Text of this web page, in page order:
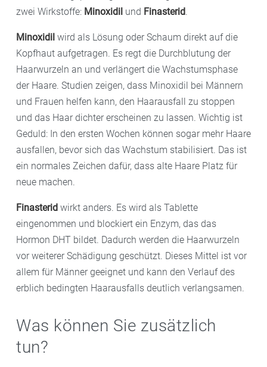
zwei Wirkstoffe: Minoxidil und Finasterid.
Minoxidil wird als Lösung oder Schaum direkt auf die
Kopfhaut aufgetragen. Es regt die Durchblutung der
Haarwurzeln an und verlängert die Wachstumsphase
der Haare. Studien zeigen, dass Minoxidil bei Männern
und Frauen helfen kann, den Haarausfall zu stoppen
und das Haar dichter erscheinen zu lassen. Wichtig ist
Geduld: In den ersten Wochen können sogar mehr Haare
ausfallen, bevor sich das Wachstum stabilisiert. Das ist
ein normales Zeichen dafür, dass alte Haare Platz für
neue machen.
Finasterid wirkt anders. Es wird als Tablette
eingenommen und blockiert ein Enzym, das das
Hormon DHT bildet. Dadurch werden die Haarwurzeln
vor weiterer Schädigung geschützt. Dieses Mittel ist vor
allem für Männer geeignet und kann den Verlauf des
erblich bedingten Haarausfalls deutlich verlangsamen.
Was können Sie zusätzlich
tun?